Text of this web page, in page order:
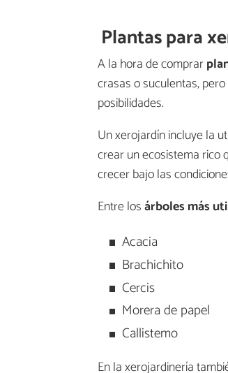
Plantas para
A la hora de comprar
crasas o suculentas,
posibilidades.
Un xerojardín incluye la
crear un ecosistema rico
crecer bajo las
Entre losárboles más
Acacia
Brachichito
Cercis
Morera de papel
Callistemo
En la xerojardinería